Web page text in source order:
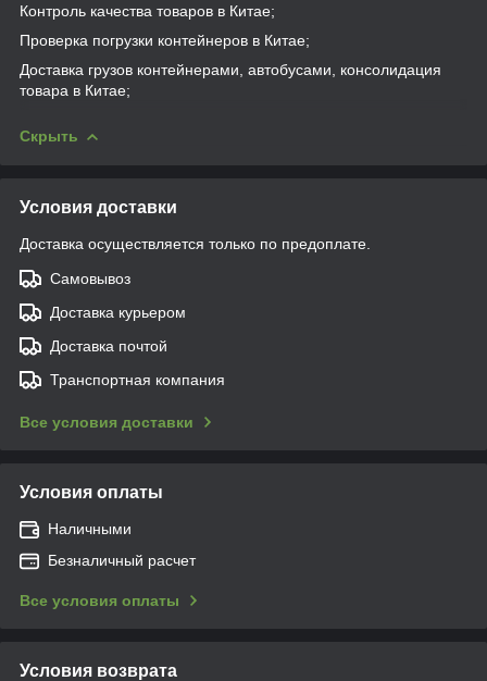
Контроль качества товаров в Китае;
Проверка погрузки контейнеров в Китае;
Доставка грузов контейнерами, автобусами, консолидация
товара в Китае;
Скрыть
Условия доставки
Доставка осуществляется только по предоплате.
Самовывоз
Доставка курьером
Доставка почтой
Транспортная компания
Все условия доставки
Условия оплаты
Наличными
Безналичный расчет
Все условия оплаты
Условия возврата